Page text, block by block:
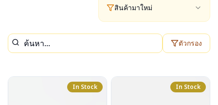
สินค้ามาใหม่
ตัวกรอง
In Stock In Stock